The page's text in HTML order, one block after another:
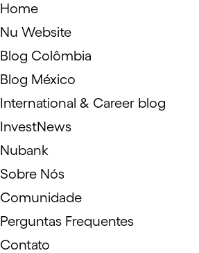
Home
Nu Website
Blog Colômbia
Blog México
International & Career blog
InvestNews
Nubank
Sobre Nós
Comunidade
Perguntas Frequentes
Contato